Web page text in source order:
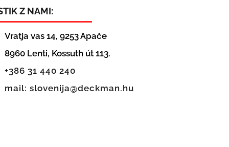
Z NAMI:
Vratja vas 14, 9253 Apače
8960 Lenti, Kossuth út 113.
+386 31 440 240
mail: slovenija@deckman.hu